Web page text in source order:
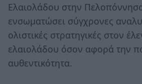
Ελαιολάδου στην
ενσωματώσει σύγχρονες
ολιστικές στρατηγικές στον
ελαιολάδου όσον αφορά την
αυθεντικότητα.